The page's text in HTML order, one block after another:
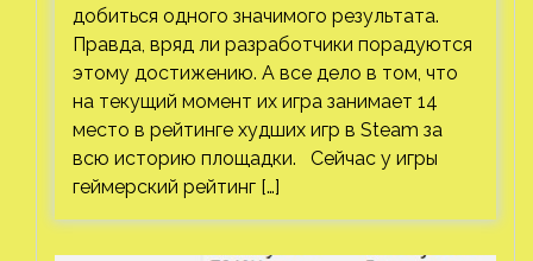
добиться одного значимого результата.
Правда, вряд ли разработчики порадуются
этому достижению. А все дело в том, что
на текущий момент их игра занимает 14
место в рейтинге худших игр в Steam за
всю историю площадки. Сейчас у игры
геймерский рейтинг […]